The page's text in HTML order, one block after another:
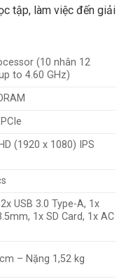
tập, làm việc đến giải
(10 nhân 12
to 4.60 GHz)
(1920 x 1080) IPS
USB 3.0 Type-A, 1x
1x SD Card, 1x AC
– Nặng 1,52 kg